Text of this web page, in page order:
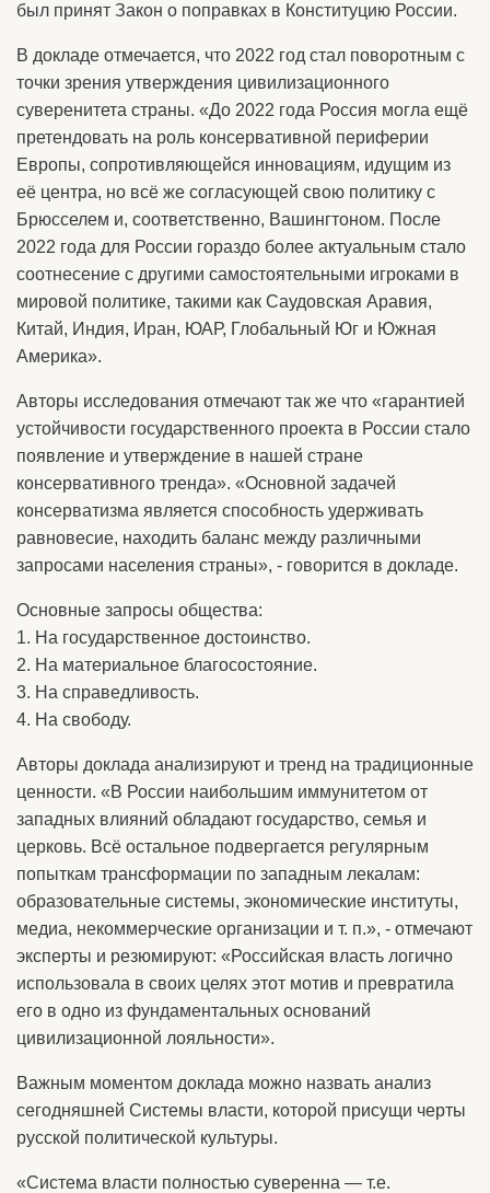
был принят Закон о поправках в Конституцию России.
В докладе отмечается, что 2022 год стал поворотным с
точки зрения утверждения цивилизационного
суверенитета страны. «До 2022 года Россия могла ещё
претендовать на роль консервативной периферии
Европы, сопротивляющейся инновациям, идущим из
её центра, но всё же согласующей свою политику с
Брюсселем и, соответственно, Вашингтоном. После
2022 года для России гораздо более актуальным стало
соотнесение с другими самостоятельными игроками в
мировой политике, такими как Саудовская Аравия,
Китай, Индия, Иран, ЮАР, Глобальный Юг и Южная
Америка».
Авторы исследования отмечают так же что «гарантией
устойчивости государственного проекта в России стало
появление и утверждение в нашей стране
консервативного тренда». «Основной задачей
консерватизма является способность удерживать
равновесие, находить баланс между различными
запросами населения страны», - говорится в докладе.
Основные запросы общества:
1. На государственное достоинство.
2. На материальное благосостояние.
3. На справедливость.
4. На свободу.
Авторы доклада анализируют и тренд на традиционные
ценности. «В России наибольшим иммунитетом от
западных влияний обладают государство, семья и
церковь. Всё остальное подвергается регулярным
попыткам трансформации по западным лекалам:
образовательные системы, экономические институты,
медиа, некоммерческие организации и т. п.», - отмечают
эксперты и резюмируют: «Российская власть логично
использовала в своих целях этот мотив и превратила
его в одно из фундаментальных оснований
цивилизационной лояльности».
Важным моментом доклада можно назвать анализ
сегодняшней Системы власти, которой присущи черты
русской политической культуры.
«Система власти полностью суверенна — т.е.